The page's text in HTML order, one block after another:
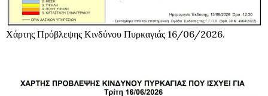
Χάρτης Πρόβλεψης Κινδύνου Πυρκαγιάς 16/06/2026.